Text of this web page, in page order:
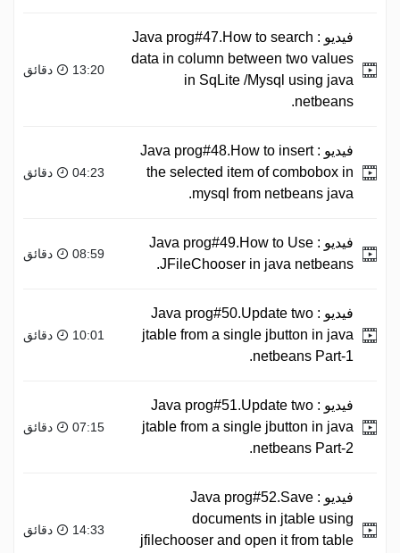
فيديو : Java prog#47.How to search
data in column between two values
in SqLite /Mysql using java
netbeans.
13:20 دقائق
فيديو : Java prog#48.How to insert
the selected item of combobox in
mysql from netbeans java.
04:23 دقائق
فيديو : Java prog#49.How to Use
JFileChooser in java netbeans.
08:59 دقائق
فيديو : Java prog#50.Update two
jtable from a single jbutton in java
netbeans Part-1.
10:01 دقائق
فيديو : Java prog#51.Update two
jtable from a single jbutton in java
netbeans Part-2.
07:15 دقائق
فيديو : Java prog#52.Save
documents in jtable using
jfilechooser and open it from table
14:33 دقائق